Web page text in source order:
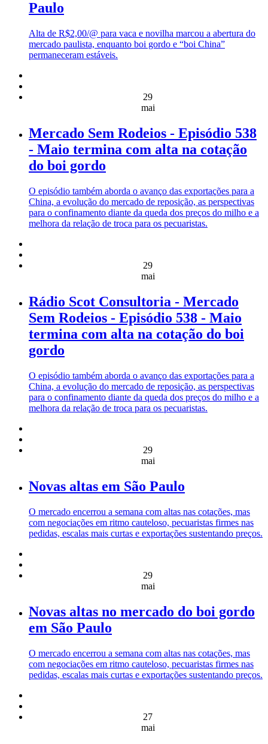
Paulo
Alta de R$2,00/@ para vaca e novilha marcou a abertura do
mercado paulista, enquanto boi gordo e “boi China”
permaneceram estáveis.
29
mai
Mercado Sem Rodeios - Episódio 538
- Maio termina com alta na cotação
do boi gordo
O episódio também aborda o avanço das exportações para a
China, a evolução do mercado de reposição, as perspectivas
para o confinamento diante da queda dos preços do milho e a
melhora da relação de troca para os pecuaristas.
29
mai
Rádio Scot Consultoria - Mercado
Sem Rodeios - Episódio 538 - Maio
termina com alta na cotação do boi
gordo
O episódio também aborda o avanço das exportações para a
China, a evolução do mercado de reposição, as perspectivas
para o confinamento diante da queda dos preços do milho e a
melhora da relação de troca para os pecuaristas.
29
mai
Novas altas em São Paulo
O mercado encerrou a semana com altas nas cotações, mas
com negociações em ritmo cauteloso, pecuaristas firmes nas
pedidas, escalas mais curtas e exportações sustentando preços.
29
mai
Novas altas no mercado do boi gordo
em São Paulo
O mercado encerrou a semana com altas nas cotações, mas
com negociações em ritmo cauteloso, pecuaristas firmes nas
pedidas, escalas mais curtas e exportações sustentando preços.
27
mai